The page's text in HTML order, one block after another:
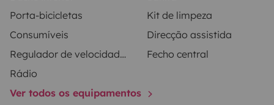
Porta-bicicletas
Kit de limpeza
Consumíveis
Direcção assistida
Regulador de velocidade / Cruise Control
Fecho central
Rádio
Ver todos os equipamentos